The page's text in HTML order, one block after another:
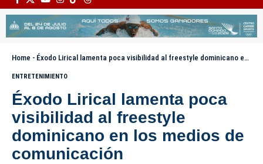
Home - Éxodo Lirical lamenta poca visibilidad al freestyle dominicano en los medios de comunicación
ENTRETENIMIENTO
Éxodo Lirical lamenta poca
visibilidad al freestyle
dominicano en los medios de
comunicación